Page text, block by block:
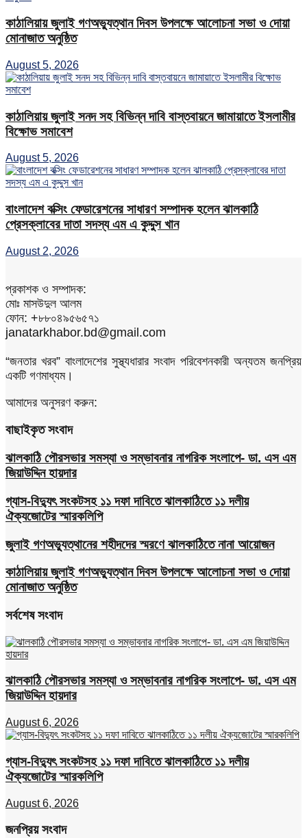
কাঠালিয়ায় জুলাই গণঅভ্যুত্থান দিবস উপলক্ষে আলোচনা সভা ও দোয়া
মোনাজাত অনুষ্ঠিত
August 5, 2026
কাঠালিয়ায় জুলাই সনদ সহ বিভিন্ন দাবি বাস্তবায়নে জামায়াতে ইসলামীর
বিক্ষোভ সমাবেশ
August 5, 2026
বাংলাদেশ বক্সিং ফেডারেশনের সাধারণ সম্পাদক হলেন ঝালকাঠি
প্রেসক্লাবের দাতা সদস্য এম এ কুদ্দুস খান
August 2, 2026
প্রকাশক ও সম্পাদক:
মোঃ মাসউদুল আলম
ফোন: +৮৮০৪৯৫৬৫৭১
janatarkhabor.bd@gmail.com
“জনতার খরব” বাংলাদেশের সুস্থ্যধারার সংবাদ পরিবেশনকারী অন্যতম জনপ্রিয়
একটি গণমাধ্যম।
আমাদের অনুসরণ করুন:
বাছাইকৃত সংবাদ
ঝালকাঠি পৌরসভার সমস্যা ও সম্ভাবনার নাগরিক সংলাপে- ডা. এস এম
জিয়াউদ্দিন হায়দার
গ্যাস-বিদ্যুৎ সংকটসহ ১১ দফা দাবিতে ঝালকাঠিতে ১১ দলীয়
ঐক্যজোটের স্মারকলিপি
জুলাই গণঅভ্যুত্থানের শহীদদের স্মরণে ঝালকাঠিতে নানা আয়োজন
কাঠালিয়ায় জুলাই গণঅভ্যুত্থান দিবস উপলক্ষে আলোচনা সভা ও দোয়া
মোনাজাত অনুষ্ঠিত
সর্বশেষ সংবাদ
ঝালকাঠি পৌরসভার সমস্যা ও সম্ভাবনার নাগরিক সংলাপে- ডা. এস এম
জিয়াউদ্দিন হায়দার
August 6, 2026
গ্যাস-বিদ্যুৎ সংকটসহ ১১ দফা দাবিতে ঝালকাঠিতে ১১ দলীয়
ঐক্যজোটের স্মারকলিপি
August 6, 2026
জনপ্রিয় সংবাদ